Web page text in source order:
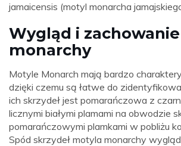
jamaicensis (motyl monarcha
Wygląd i
monarchy
Motyle Monarch mają bardzo
dzięki czemu są łatwe do
ich skrzydeł jest pomarańczowa z
licznymi białymi plamami na obwodzie
pomarańczowymi plamkami w pobliżu
Spód skrzydeł motyla monarchy